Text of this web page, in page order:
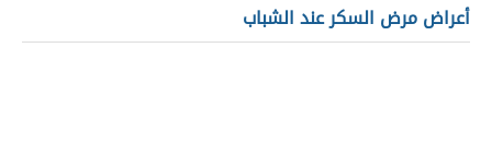
أعراض مرض السكر عند الشباب